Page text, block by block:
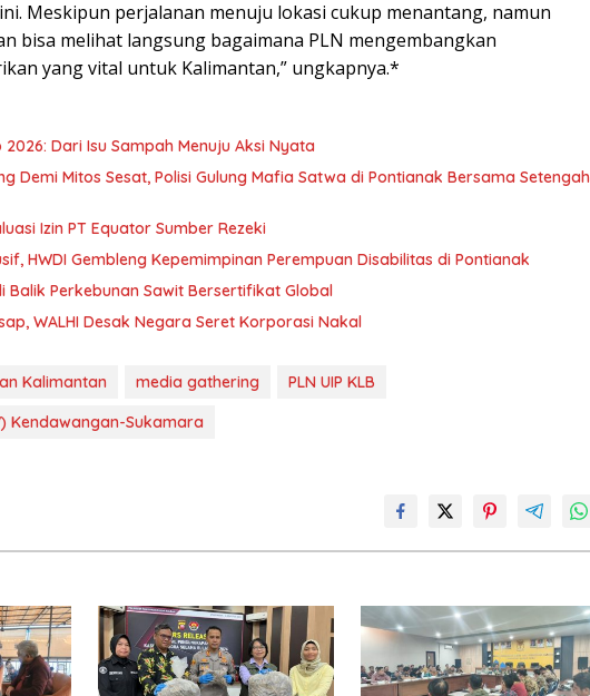
Meskipun perjalanan menuju lokasi cukup menantang, namun
bisa melihat langsung bagaimana PLN mengembangkan
yang vital untuk Kalimantan,” ungkapnya.*
Dari Isu Sampah Menuju Aksi Nyata
Demi Mitos Sesat, Polisi Gulung Mafia Satwa di Pontianak Bersama Setengah
Izin PT Equator Sumber Rezeki
HWDI Gembleng Kepemimpinan Perempuan Disabilitas di Pontianak
Balik Perkebunan Sawit Bersertifikat Global
WALHI Desak Negara Seret Korporasi Nakal
Kalimantan media gathering
PLN UIP KLB
Kendawangan-Sukamara